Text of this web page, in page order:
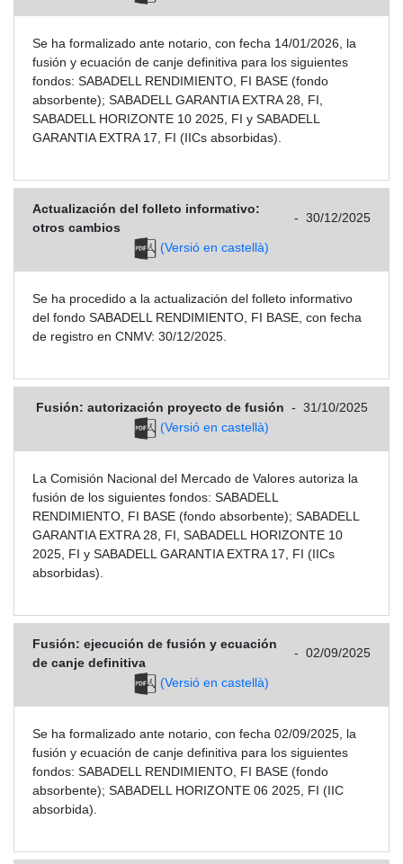
Se ha formalizado ante notario, con fecha 14/01/2026, la
fusión y ecuación de canje definitiva para los siguientes
fondos: SABADELL RENDIMIENTO, FI BASE (fondo
absorbente); SABADELL GARANTIA EXTRA 28, FI,
SABADELL HORIZONTE 10 2025, FI y SABADELL
GARANTIA EXTRA 17, FI (IICs absorbidas).
Actualización del folleto informativo:
otros cambios
- 30/12/2025
(Versió en castellà)
Se ha procedido a la actualización del folleto informativo
del fondo SABADELL RENDIMIENTO, FI BASE, con fecha
de registro en CNMV: 30/12/2025.
Fusión: autorización proyecto de fusión - 31/10/2025
(Versió en castellà)
La Comisión Nacional del Mercado de Valores autoriza la
fusión de los siguientes fondos: SABADELL
RENDIMIENTO, FI BASE (fondo absorbente); SABADELL
GARANTIA EXTRA 28, FI, SABADELL HORIZONTE 10
2025, FI y SABADELL GARANTIA EXTRA 17, FI (IICs
absorbidas).
Fusión: ejecución de fusión y ecuación
de canje definitiva
- 02/09/2025
(Versió en castellà)
Se ha formalizado ante notario, con fecha 02/09/2025, la
fusión y ecuación de canje definitiva para los siguientes
fondos: SABADELL RENDIMIENTO, FI BASE (fondo
absorbente); SABADELL HORIZONTE 06 2025, FI (IIC
absorbida).